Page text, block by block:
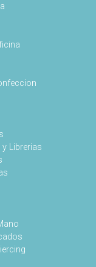
y Librerias